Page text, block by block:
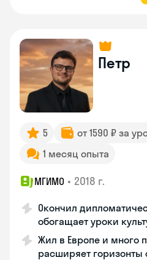
Петр
5
от 1590 ₽ за
1 месяц опыта
МГИМО • 2018 г.
Окончил
обогащает уроки
Жил в Европе и много
расширяет горизонты